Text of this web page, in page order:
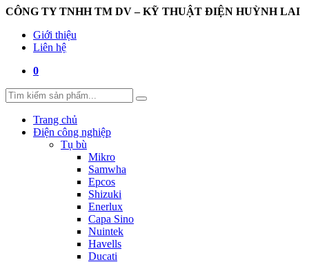
CÔNG TY TNHH TM DV – KỸ THUẬT ĐIỆN HUỲNH LAI
Giới thiệu
Liên hệ
0
Trang chủ
Điện công nghiệp
Tụ bù
Mikro
Samwha
Epcos
Shizuki
Enerlux
Capa Sino
Nuintek
Havells
Ducati